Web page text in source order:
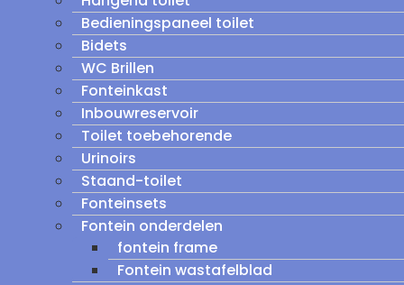
Bedieningspaneel toilet
Bidets
WC Brillen
Fonteinkast
Inbouwreservoir
Toilet toebehorende
Urinoirs
Staand-toilet
Fonteinsets
Fontein onderdelen
fontein frame
Fontein wastafelblad